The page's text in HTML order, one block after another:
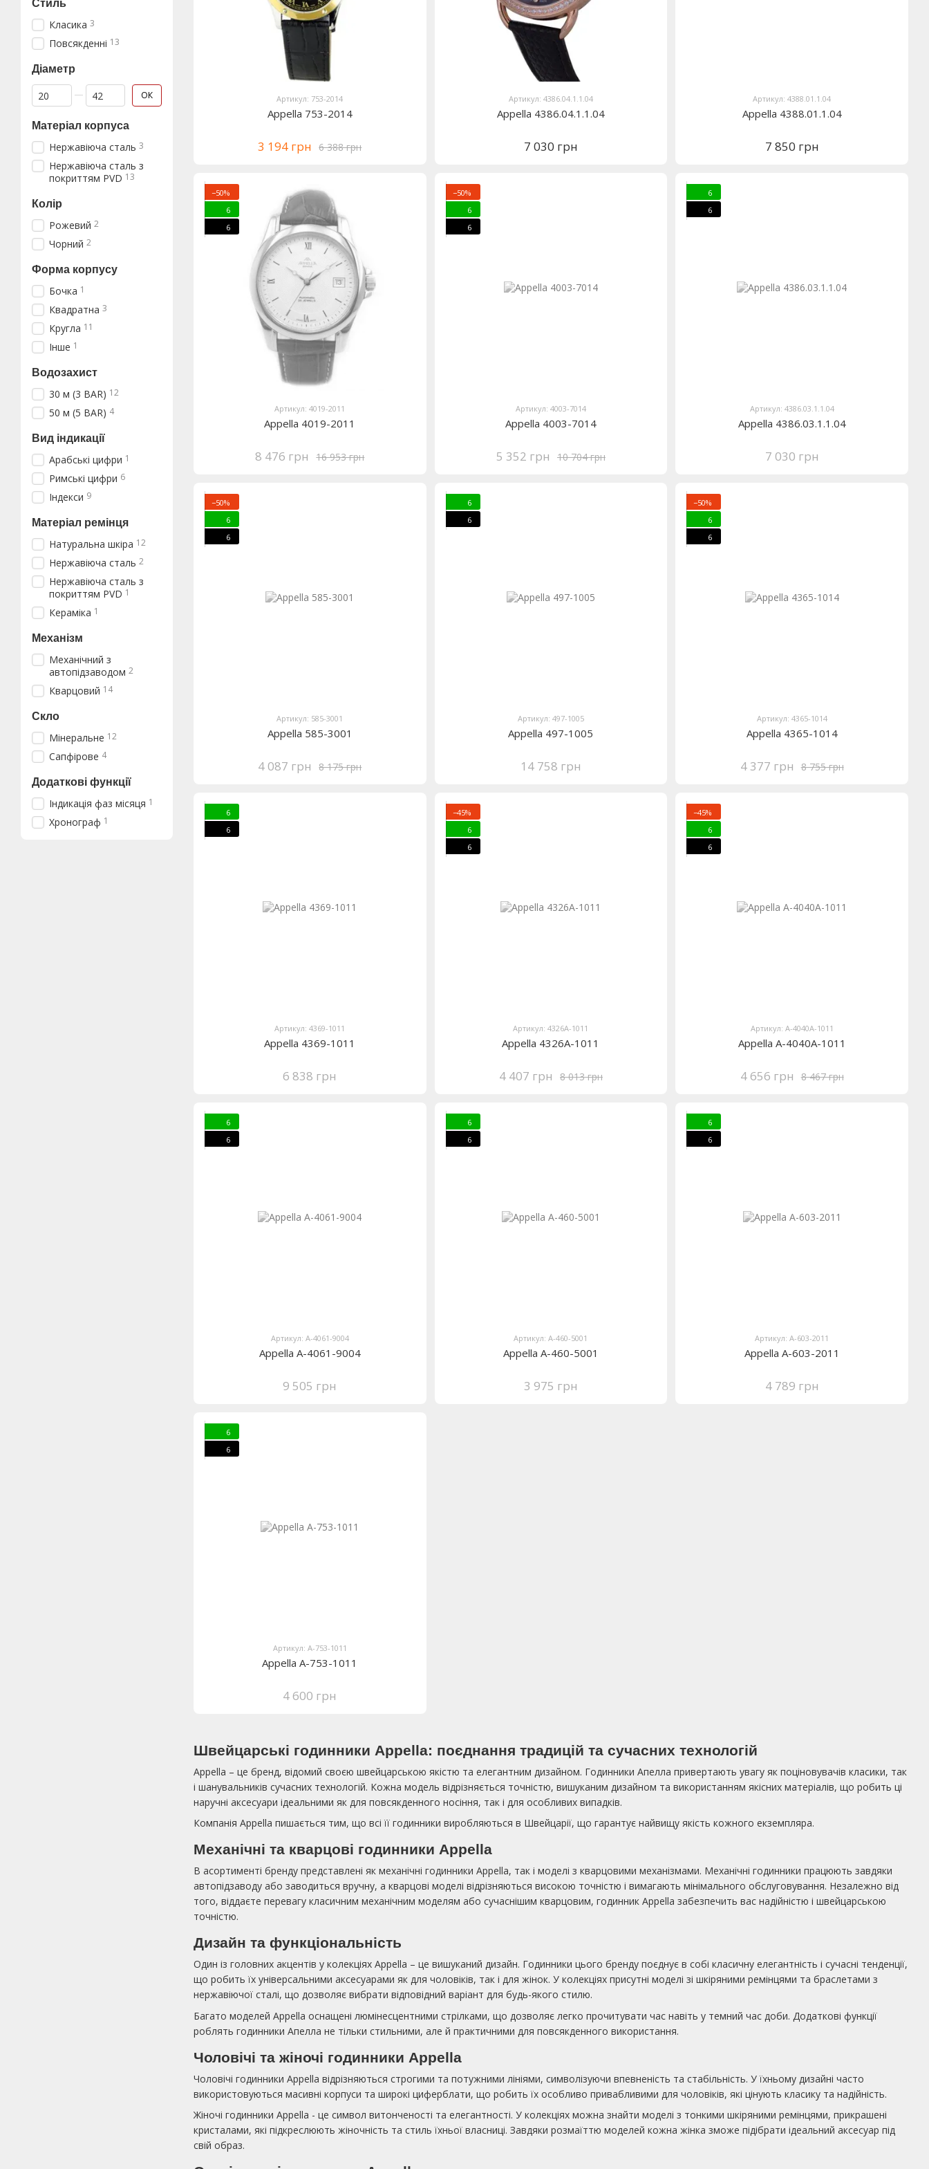
Швейцарські годинники Appella: поєднання традицій та сучасних технологій
Appella – це бренд, відомий своєю швейцарською якістю та елегантним дизайном. Годинники Апелла привертають увагу як поціновувачів класики, так
і шанувальників сучасних технологій. Кожна модель відрізняється точністю, вишуканим дизайном та використанням якісних матеріалів, що робить ці
наручні аксесуари ідеальними як для повсякденного носіння, так і для особливих випадків.
Компанія Appella пишається тим, що всі її годинники виробляються в Швейцарії, що гарантує найвищу якість кожного екземпляра.
Механічні та кварцові годинники Appella
В асортименті бренду представлені як механічні годинники Appella, так і моделі з кварцовими механізмами. Механічні годинники працюють завдяки
автопідзаводу або заводиться вручну, а кварцові моделі відрізняються високою точністю і вимагають мінімального обслуговування. Незалежно від
того, віддаєте перевагу класичним механічним моделям або сучаснішим кварцовим, годинник Appella забезпечить вас надійністю і швейцарською
точністю.
Дизайн та функціональність
Один із головних акцентів у колекціях Appella – це вишуканий дизайн. Годинники цього бренду поєднує в собі класичну елегантність і сучасні тенденції,
що робить їх універсальними аксесуарами як для чоловіків, так і для жінок. У колекціях присутні моделі зі шкіряними ремінцями та браслетами з
нержавіючої сталі, що дозволяє вибрати відповідний варіант для будь-якого стилю.
Багато моделей Appella оснащені люмінесцентними стрілками, що дозволяє легко прочитувати час навіть у темний час доби. Додаткові функції
роблять годинники Апелла не тільки стильними, але й практичними для повсякденного використання.
Чоловічі та жіночі годинники Appella
Чоловічі годинники Appella відрізняються строгими та потужними лініями, символізуючи впевненість та стабільність. У їхньому дизайні часто
використовуються масивні корпуси та широкі циферблати, що робить їх особливо привабливими для чоловіків, які цінують класику та надійність.
Жіночі годинники Appella - це символ витонченості та елегантності. У колекціях можна знайти моделі з тонкими шкіряними ремінцями, прикрашені
кристалами, які підкреслюють жіночність та стиль їхньої власниці. Завдяки розмаїттю моделей кожна жінка зможе підібрати ідеальний аксесуар під
свій образ.
Артикул: 753-2014
Appella 753-2014
6 388 грн
3 194 грн
Артикул: 4386.04.1.1.04
Appella 4386.04.1.1.04
7 030 грн
Артикул: 4388.01.1.04
Appella 4388.01.1.04
7 850 грн
−50%
6
6
Артикул: 4019-2011
Appella 4019-2011
16 953 грн
8 476 грн
−50%
6
6
Артикул: 4003-7014
Appella 4003-7014
10 704 грн
5 352 грн
6
6
Артикул: 4386.03.1.1.04
Appella 4386.03.1.1.04
7 030 грн
−50%
6
6
Артикул: 585-3001
Appella 585-3001
8 175 грн
4 087 грн
6
6
Артикул: 497-1005
Appella 497-1005
14 758 грн
−50%
6
6
Артикул: 4365-1014
Appella 4365-1014
8 755 грн
4 377 грн
6
6
Артикул: 4369-1011
Appella 4369-1011
6 838 грн
−45%
6
6
Артикул: 4326A-1011
Appella 4326A-1011
8 013 грн
4 407 грн
−45%
6
6
Артикул: A-4040A-1011
Appella A-4040A-1011
8 467 грн
4 656 грн
6
6
Артикул: A-4061-9004
Appella A-4061-9004
9 505 грн
6
6
Артикул: A-460-5001
Appella A-460-5001
3 975 грн
6
6
Артикул: A-603-2011
Appella A-603-2011
4 789 грн
6
6
Артикул: A-753-1011
Appella A-753-1011
4 600 грн
Стиль
Класика 3
Повсякденні 13
Діаметр
Від Діаметр
До Діаметр ОК
Матеріал корпуса
Нержавіюча сталь 3
Нержавіюча сталь з
покриттям PVD 13
Колір
Рожевий 2
Чорний 2
Форма корпусу
Бочка 1
Квадратна 3
Кругла 11
Інше 1
Водозахист
30 м (3 BAR) 12
50 м (5 BAR) 4
Вид індикації
Арабські цифри 1
Римські цифри 6
Індекси 9
Матеріал ремінця
Натуральна шкіра 12
Нержавіюча сталь 2
Нержавіюча сталь з
покриттям PVD 1
Кераміка 1
Механізм
Механічний з
автопідзаводом 2
Кварцовий 14
Скло
Мінеральне 12
Сапфірове 4
Додаткові функції
Індикація фаз місяця 1
Хронограф 1